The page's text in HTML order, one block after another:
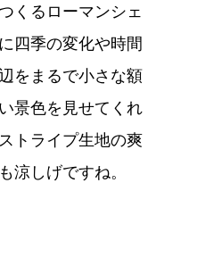
くるローマンシェ
四季の変化や時間
をまるで小さな額
景色を見せてくれ
トライプ生地の爽
涼しげですね。